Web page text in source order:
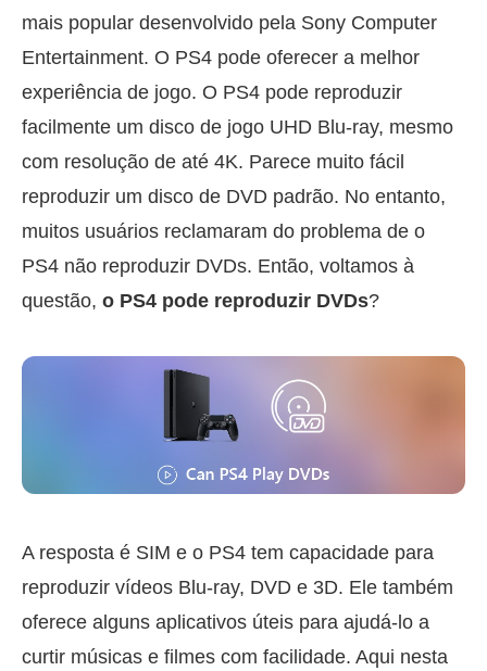
mais popular desenvolvido pela Sony Computer
Entertainment. O PS4 pode oferecer a melhor
experiência de jogo. O PS4 pode reproduzir
facilmente um disco de jogo UHD Blu-ray, mesmo
com resolução de até 4K. Parece muito fácil
reproduzir um disco de DVD padrão. No entanto,
muitos usuários reclamaram do problema de o
PS4 não reproduzir DVDs. Então, voltamos à
questão, o PS4 pode reproduzir DVDs?
A resposta é SIM e o PS4 tem capacidade para
reproduzir vídeos Blu-ray, DVD e 3D. Ele também
oferece alguns aplicativos úteis para ajudá-lo a
curtir músicas e filmes com facilidade. Aqui nesta